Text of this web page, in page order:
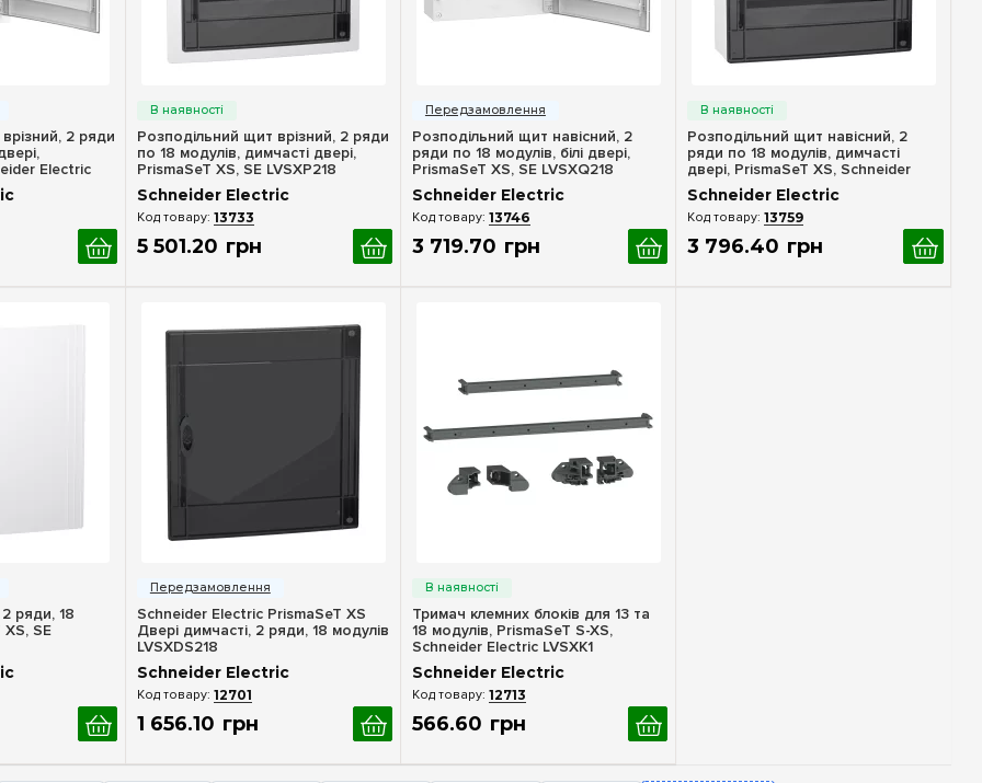
2 ряди
Electric
Розподільний щит врізний, 2 ряди
по 18 модулів, димчасті двері,
PrismaSeT XS, SE LVSXP218
Schneider Electric
13733
5 501.20 грн
Розподільний щит навісний, 2
ряди по 18 модулів, білі двері,
PrismaSeT XS, SE LVSXQ218
Schneider Electric
13746
3 719.70 грн
Розподільний щит навісний, 2
ряди по 18 модулів, димчасті
двері, PrismaSeT XS, Schneider
Electric LVSXR218
Schneider Electric
13759
3 796.40 грн
2 ряди, 18
XS, SE
Schneider Electric PrismaSeT XS
Двері димчасті, 2 ряди, 18 модулів
LVSXDS218
Schneider Electric
12701
1 656.10 грн
Тримач клемних блоків для 13 та
18 модулів, PrismaSeT S-XS,
Schneider Electric LVSXK1
Schneider Electric
12713
566.60 грн